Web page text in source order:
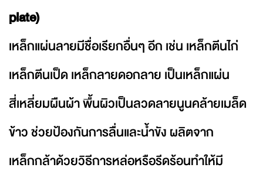
plate)
เหล็กแผ่นลายมีชื่อเรียกอื่นๆ อีก เช่น เหล็กตีนไก่
เหล็กตีนเป็ด เหล็กลายดอกลาย เป็นเหล็กแผ่น
สี่เหลี่ยมผืนผ้า พื้นผิวเป็นลวดลายนูนคล้ายเมล็ด
ข้าว ช่วยป้องกันการลื่นและน้ำขัง ผลิตจาก
เหล็กกล้าด้วยวิธีการหล่อหรือรีดร้อนทำให้มี